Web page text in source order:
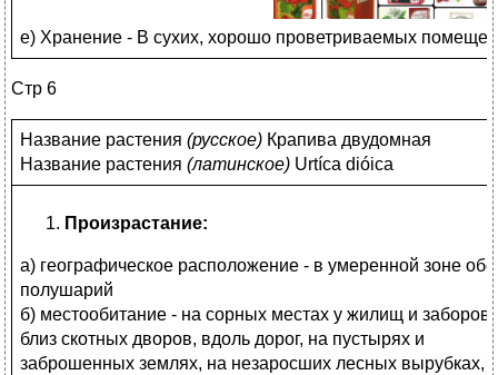
е) Хранение - В сухих, хорошо проветриваемых
Стр 6
Название растения (русское) Крапива двудомная
Название растения (латинское) Urtíca dióica
Произрастание:
а) географическое расположение - в умеренной зоне
полушарий
б) местообитание - на сорных местах у жилищ и заборов,
близ скотных дворов, вдоль дорог, на пустырях и
заброшенных землях, на незаросших лесных вырубках,